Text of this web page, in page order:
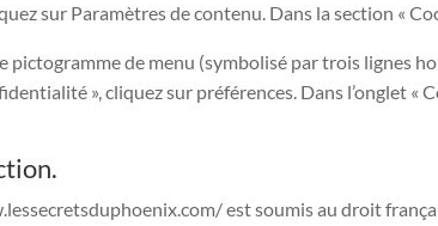
sur Paramètres de contenu. Dans la section «
de menu (symbolisé par trois lignes
», cliquez sur préférences. Dans l’onglet «
est soumis au droit